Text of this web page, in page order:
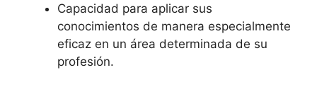
Capacidad para aplicar sus
conocimientos de manera especialmente
eficaz en un área determinada de su
profesión.